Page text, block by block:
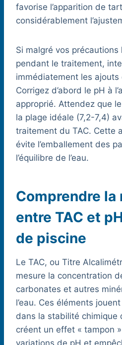
favorise l’apparition de
considérablement
Si malgré vos précautions
pendant le traitement,
immédiatement les
Corrigez d’abord le pH à
approprié. Attendez que
la plage idéale (7,2-7,4)
traitement du TAC. Cette
évite l’emballement des
l’équilibre de l’eau.
Comprendre la
entre TAC et
de piscine
Le TAC, ou Titre
mesure la concentration
carbonates et autres
l’eau. Ces éléments
dans la stabilité chimique
créent un effet « tampon